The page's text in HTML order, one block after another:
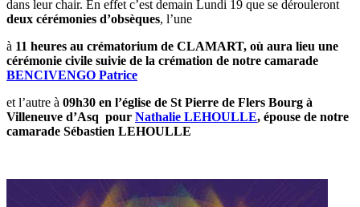
dans leur chair. En effet c’est demain Lundi 19 que se dérouleront
deux cérémonies d’obsèques, l’une
à 11 heures au crématorium de CLAMART, où aura lieu une
cérémonie civile suivie de la crémation de notre camarade
BENCIVENGO Patrice
et l’autre à 09h30 en l’église de St Pierre de Flers Bourg à
Villeneuve d’Asq pour Nathalie LEHOULLE, épouse de notre
camarade Sébastien LEHOULLE